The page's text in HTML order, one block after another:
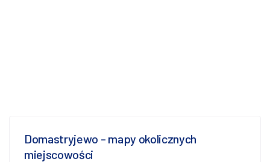
Domastryjewo - mapy okolicznych
miejscowości